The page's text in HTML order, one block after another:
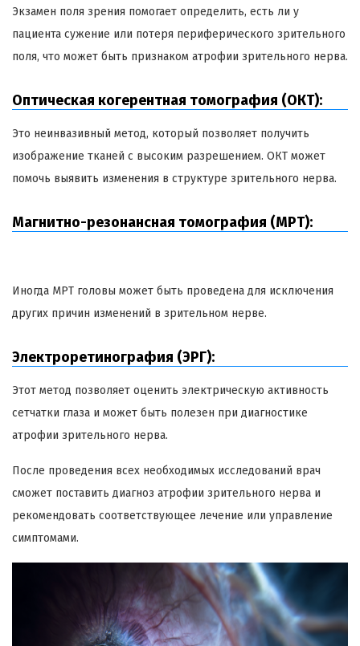
Экзамен поля зрения помогает определить, есть ли у
пациента сужение или потеря периферического зрительного
поля, что может быть признаком атрофии зрительного нерва.
Оптическая когерентная томография (ОКТ):
Это неинвазивный метод, который позволяет получить
изображение тканей с высоким разрешением. ОКТ может
помочь выявить изменения в структуре зрительного нерва.
Магнитно-резонансная томография (МРТ):
Иногда МРТ головы может быть проведена для исключения
других причин изменений в зрительном нерве.
Электроретинография (ЭРГ):
Этот метод позволяет оценить электрическую активность
сетчатки глаза и может быть полезен при диагностике
атрофии зрительного нерва.
После проведения всех необходимых исследований врач
сможет поставить диагноз атрофии зрительного нерва и
рекомендовать соответствующее лечение или управление
симптомами.